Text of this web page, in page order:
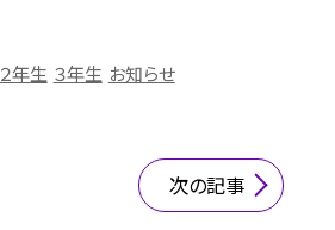
２年生 ３年生 お知らせ
次の記事